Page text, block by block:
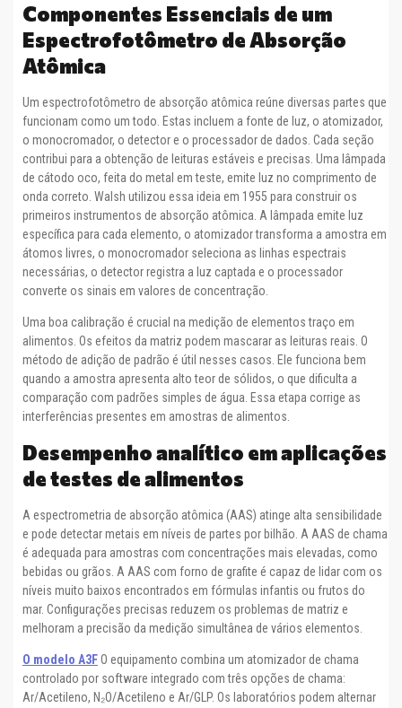
Componentes Essenciais de um
Espectrofotômetro de Absorção
Atômica
Um espectrofotômetro de absorção atômica reúne diversas partes que
funcionam como um todo. Estas incluem a fonte de luz, o atomizador,
o monocromador, o detector e o processador de dados. Cada seção
contribui para a obtenção de leituras estáveis ​​e precisas. Uma lâmpada
de cátodo oco, feita do metal em teste, emite luz no comprimento de
onda correto. Walsh utilizou essa ideia em 1955 para construir os
primeiros instrumentos de absorção atômica. A lâmpada emite luz
específica para cada elemento, o atomizador transforma a amostra em
átomos livres, o monocromador seleciona as linhas espectrais
necessárias, o detector registra a luz captada e o processador
converte os sinais em valores de concentração.
Uma boa calibração é crucial na medição de elementos traço em
alimentos. Os efeitos da matriz podem mascarar as leituras reais. O
método de adição de padrão é útil nesses casos. Ele funciona bem
quando a amostra apresenta alto teor de sólidos, o que dificulta a
comparação com padrões simples de água. Essa etapa corrige as
interferências presentes em amostras de alimentos.
Desempenho analítico em aplicações
de testes de alimentos
A espectrometria de absorção atômica (AAS) atinge alta sensibilidade
e pode detectar metais em níveis de partes por bilhão. A AAS de chama
é adequada para amostras com concentrações mais elevadas, como
bebidas ou grãos. A AAS com forno de grafite é capaz de lidar com os
níveis muito baixos encontrados em fórmulas infantis ou frutos do
mar. Configurações precisas reduzem os problemas de matriz e
melhoram a precisão da medição simultânea de vários elementos.
O modelo A3FO equipamento combina um atomizador de chama
controlado por software integrado com três opções de chama:
Ar/Acetileno, N₂O/Acetileno e Ar/GLP. Os laboratórios podem alternar